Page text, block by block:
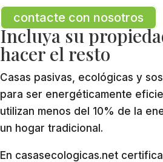
contacte con nosotros
Incluya su
hacer el resto
Casas pasivas, ecológicas y
para ser energéticamente
utilizan menos del 10% de la
un hogar tradicional.
En casasecologicas.net